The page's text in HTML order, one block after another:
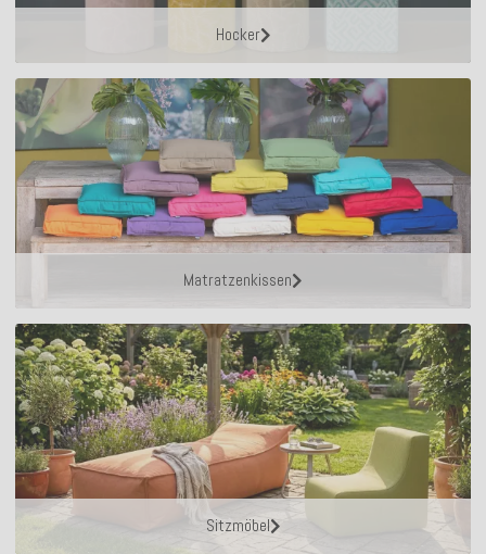
Hocker
Matratzenkissen
Sitzmöbel